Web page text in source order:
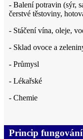
- Balení potravin (sýr,
čerstvé těstoviny,
- Stáčení vína, oleje,
- Sklad ovoce a
- Průmysl
- Lékařské
- Chemie
Princip fungování